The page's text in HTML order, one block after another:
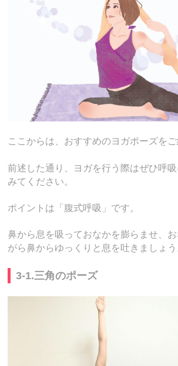
ここからは、おすすめのヨガポーズをご
前述した通り、ヨガを行う際はぜひ呼
みてください。
ポイントは「腹式呼吸」です。
鼻から息を吸っておなかを膨らませ、
がら鼻からゆっくりと息を吐きましょう
3-1.三角のポーズ